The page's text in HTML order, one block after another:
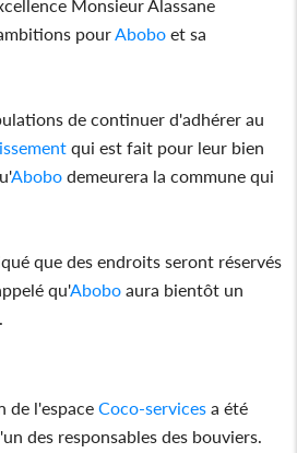
Monsieur Alassane
pour Abobo et sa
de continuer d'adhérer au
qui est fait pour leur bien
Abobo demeurera la commune qui
que des endroits seront réservés
qu'Abobo aura bientôt un
de l'espaceCoco-services a été
des responsables des bouviers.